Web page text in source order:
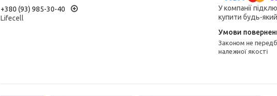
+380 (93) 985-30-40
Lifecell
У компанії
купити будь-
Законом не передбачено повернення та обмін даного товару
належної якості